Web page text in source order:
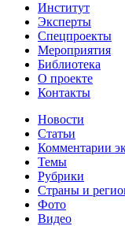
Институт
Эксперты
Спецпроекты
Мероприятия
Библиотека
О проекте
Контакты
Новости
Статьи
Комментарии
Темы
Рубрики
Страны и
Фото
Видео